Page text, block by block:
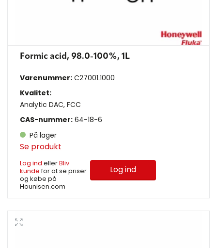
Formic acid, 98.0-100%, 1L
Varenummer: C27001.1000
Kvalitet:
Analytic DAC, FCC
CAS-nummer: 64-18-6
På lager
Se produkt
Log ind ellerBliv
kundefor at se priser
og købe på
Hounisen.com
Log ind